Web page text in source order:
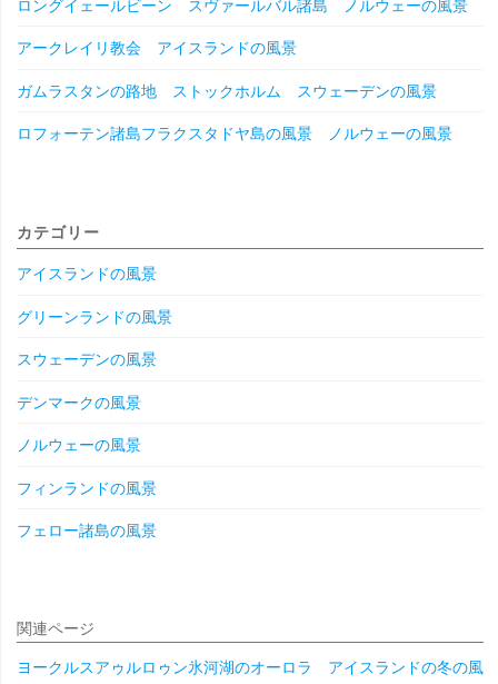
ロングイェールビーン スヴァールバル諸島 ノルウェーの風景
アークレイリ教会 アイスランドの風景
ガムラスタンの路地 ストックホルム スウェーデンの風景
ロフォーテン諸島フラクスタドヤ島の風景 ノルウェーの風景
カテゴリー
アイスランドの風景
グリーンランドの風景
スウェーデンの風景
デンマークの風景
ノルウェーの風景
フィンランドの風景
フェロー諸島の風景
関連ページ
ヨークルスアゥルロゥン氷河湖のオーロラ アイスランドの冬の風